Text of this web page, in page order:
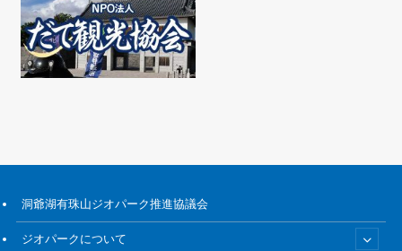
洞爺湖有珠山ジオパーク推進協議会
ジオパークについて